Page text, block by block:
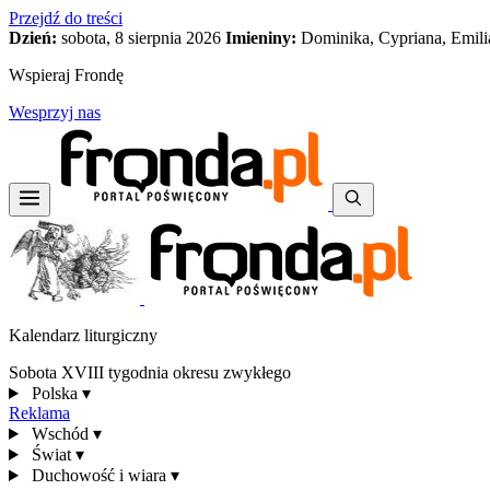
Przejdź do treści
Dzień: sobota, 8 sierpnia 2026 Imieniny: Dominika, Cypriana,
Wspieraj Frondę
Wesprzyj nas
Kalendarz liturgiczny
Sobota XVIII tygodnia okresu zwykłego
Polska ▾
Reklama
Wschód ▾
Świat ▾
Duchowość i wiara ▾